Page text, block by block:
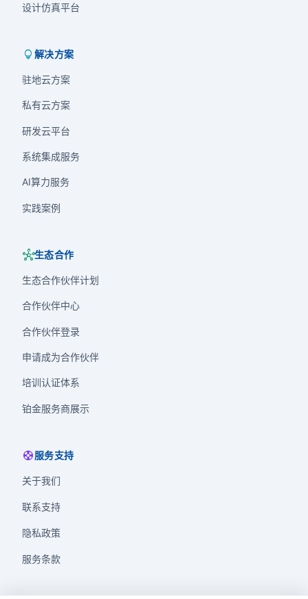
设计仿真平台
lightbulb 解决方案
驻地云方案
私有云方案
研发云平台
系统集成服务
AI算力服务
实践案例
hub生态合作
生态合作伙伴计划
合作伙伴中心
合作伙伴登录
申请成为合作伙伴
培训认证体系
铂金服务商展示
support服务支持
关于我们
联系支持
隐私政策
服务条款